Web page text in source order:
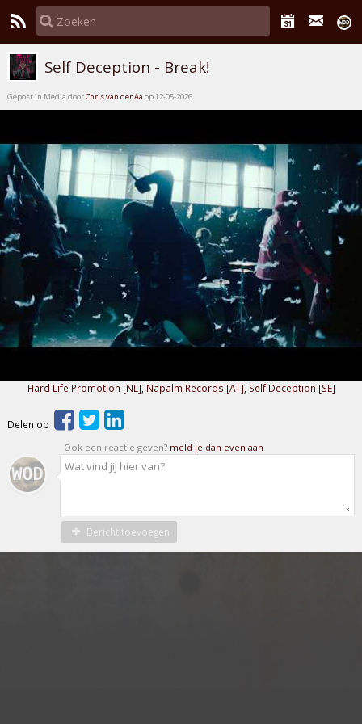
Self Deception - Break!
Gepost in Media doorChris van der Aa op 12-05-2026
Hard Life Promotion [NL] Napalm Records [AT] Self Deception [SE]
Delen op
Ook een reactie geven? meld je dan even aan
Bericht toevoegen